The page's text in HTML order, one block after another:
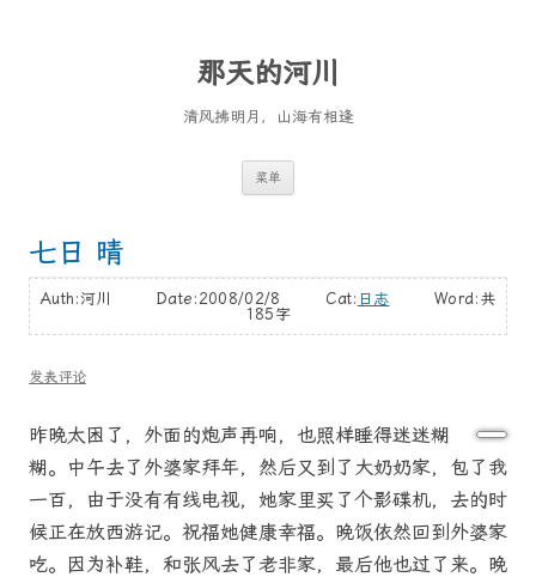
那天的河川
清风拂明月，山海有相逢
菜单
七日 晴
Auth:河川 Date:2008/02/8 Cat: 日志 Word: 共
185字
发表评论
昨晚太困了，外面的炮声再响，也照样睡得迷迷糊
糊。中午去了外婆家拜年，然后又到了大奶奶家，包了我
一百，由于没有有线电视，她家里买了个影碟机，去的时
候正在放西游记。祝福她健康幸福。晚饭依然回到外婆家
吃。因为补鞋，和张风去了老非家，最后他也过了来。晚